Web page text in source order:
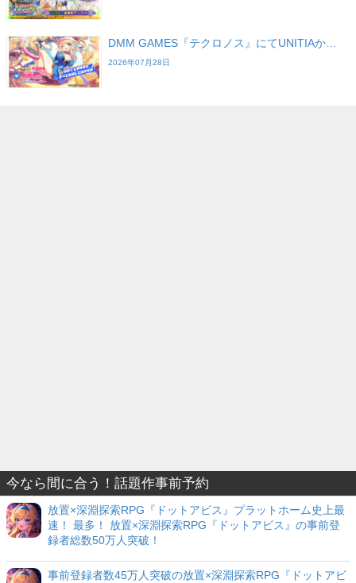
DMM GAMES『テクロノス』にてUNITIAか…
2026年07月28日
今なら間に合う！話題作事前予約
放置×深淵探索RPG『ドットアビス』プラットホーム史上最
速！ 最多！ 放置×深淵探索RPG『ドットアビス』の事前登
録者総数50万人突破！
事前登録者数45万人突破の放置×深淵探索RPG『ドットアビ